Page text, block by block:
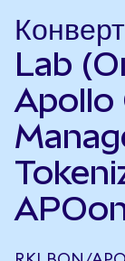
Lab
Apollo